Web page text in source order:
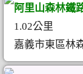
阿里山森林鐵
1.02公里
嘉義市東區林